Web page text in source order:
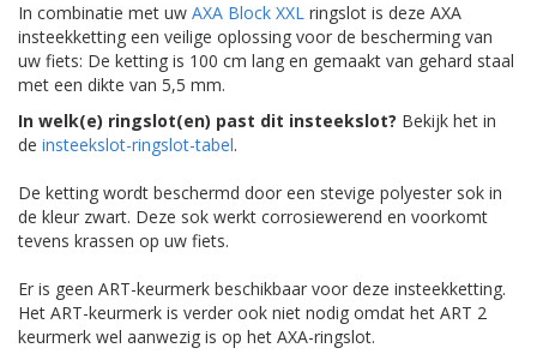
In combinatie met uw AXA Block XXL ringslot is deze AXA
insteekketting een veilige oplossing voor de bescherming van
uw fiets: De ketting is 100 cm lang en gemaakt van gehard staal
met een dikte van 5,5 mm.
In welk(e) ringslot(en) past dit insteekslot? Bekijk het in
de insteekslot-ringslot-tabel.
De ketting wordt beschermd door een stevige polyester sok in
de kleur zwart. Deze sok werkt corrosiewerend en voorkomt
tevens krassen op uw fiets.
Er is geen ART-keurmerk beschikbaar voor deze insteekketting.
Het ART-keurmerk is verder ook niet nodig omdat het ART 2
keurmerk wel aanwezig is op het AXA-ringslot.